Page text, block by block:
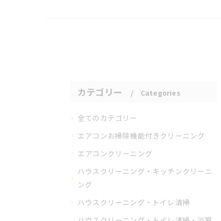
カテゴリー Categories
全てのカテゴリー
エアコンお掃除機能付きクリーニング
エアコンクリーニング
ハウスクリーニング・キッチンクリーニ
ング
ハウスクリーニング・トイレ清掃